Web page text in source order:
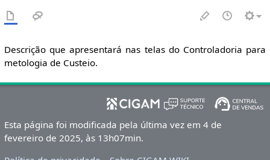
Descrição que apresentará nas telas do Controladoria para
metologia de Custeio.
Esta página foi modificada pela última vez em 4 de
fevereiro de 2025, às 13h07min.